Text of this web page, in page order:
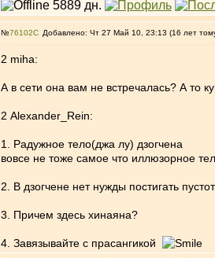
№76102 Добавлено: Чт 27 Май 10, 23:13 (16 лет
2 miha:
А в сети она вам не встречалась? А то
2 Alexander_Rein:
1. Радужное тело(джа лу) дзогчена
вовсе не тоже самое что иллюзорное
2. В дзогчене нет нужды постигать
3. Причем здесь хинаяна?
4. Завязывайте с прасангикой